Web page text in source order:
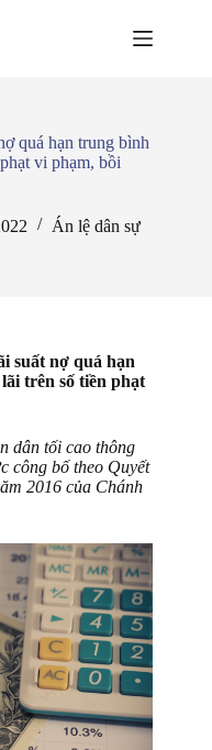
quá hạn trung bình
vi phạm, bồi
Án lệ dân sự
suất nợ quá hạn
trên số tiền phạt
dân tối cao thông
công bố theo Quyết
2016 của Chánh